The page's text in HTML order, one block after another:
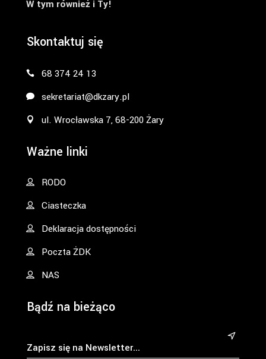
W tym również i Ty!
Skontaktuj się
68 374 24 13
sekretariat@dkzary.pl
ul. Wrocławska 7, 68-200 Żary
Ważne linki
RODO
Ciasteczka
Deklaracja dostępności
Poczta ŻDK
NAS
Bądź na bieżąco
&